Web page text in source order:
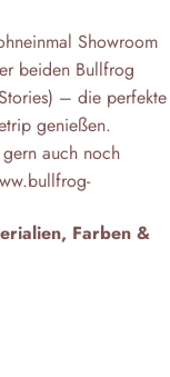
Showroom
beiden Bullfrog
– die perfekte
genießen.
auch noch
Farben &